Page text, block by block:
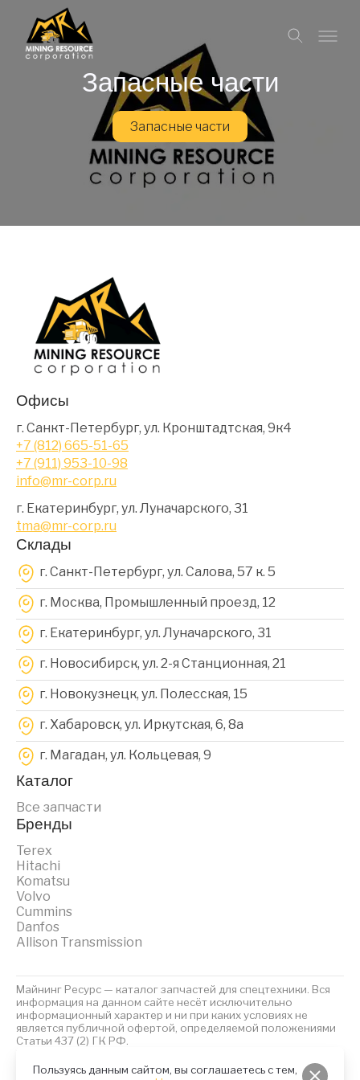
Пользуясь данным сайтом, вы соглашаетесь с тем,
Запасные части
Запасные части
Офисы
г. Санкт-Петербург, ул. Кронштадтская, 9к4
+7 (812) 665-51-65
+7 (911) 953-10-98
info@mr-corp.ru
г. Екатеринбург, ул. Луначарского, 31
tma@mr-corp.ru
Склады
г. Санкт-Петербург, ул. Салова, 57 к. 5
г. Москва, Промышленный проезд, 12
г. Екатеринбург, ул. Луначарского, 31
г. Новосибирск, ул. 2-я Станционная, 21
г. Новокузнецк, ул. Полесская, 15
г. Хабаровск, ул. Иркутская, 6, 8a
г. Магадан, ул. Кольцевая, 9
Каталог
Все запчасти
Бренды
Terex
Hitachi
Komatsu
Volvo
Cummins
Danfos
Allison Transmission
Майнинг Ресурс — каталог запчастей для спецтехники. Вся
информация на данном сайте несёт исключительно
информационный характер и ни при каких условиях не
является публичной офертой, определяемой положениями
Статьи 437 (2) ГК РФ.
Политика обработки персональных данныхФайлы Cookies